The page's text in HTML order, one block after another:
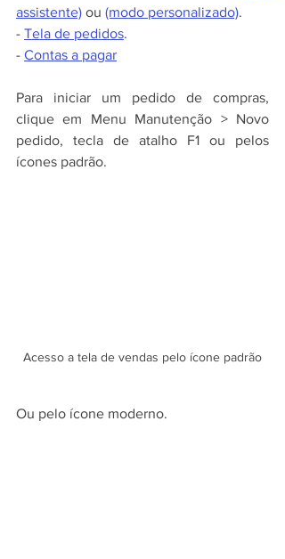
assistente) ou (modo personalizado).
- Tela de pedidos.
- Contas a pagar
Para iniciar um pedido de compras,
clique em Menu Manutenção > Novo
pedido, tecla de atalho F1 ou pelos
ícones padrão.
Acesso a tela de vendas pelo ícone padrão
Ou pelo ícone moderno.